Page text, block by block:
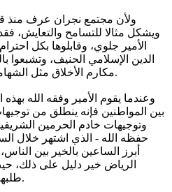
ولأن مجتمع نجران عرف منذ
ويشكل مثالا للتسامح والتعايش،
الأمير جلوي، وقابلوها بكل
الدين الإسلامي الحنيف، وتشبعوا
مكارم الأخلاق مثل الشهامة والمروءة ومساعدة الآخرين.
وعندما يقوم الأمير وفقه الله
بين المواطنين فإنه ينطلق من
وتوجيهات خادم الحرمين
حفظه الله - الذي اشتهر خلال
أبرز الساعين بالخير بين
الرياض خير دليل على ذلك،
طلبهم ويسعى إلى إصلاح ذات البين.